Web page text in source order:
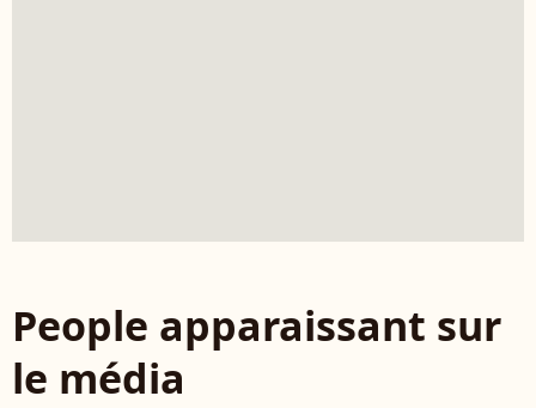
People apparaissant sur
le média